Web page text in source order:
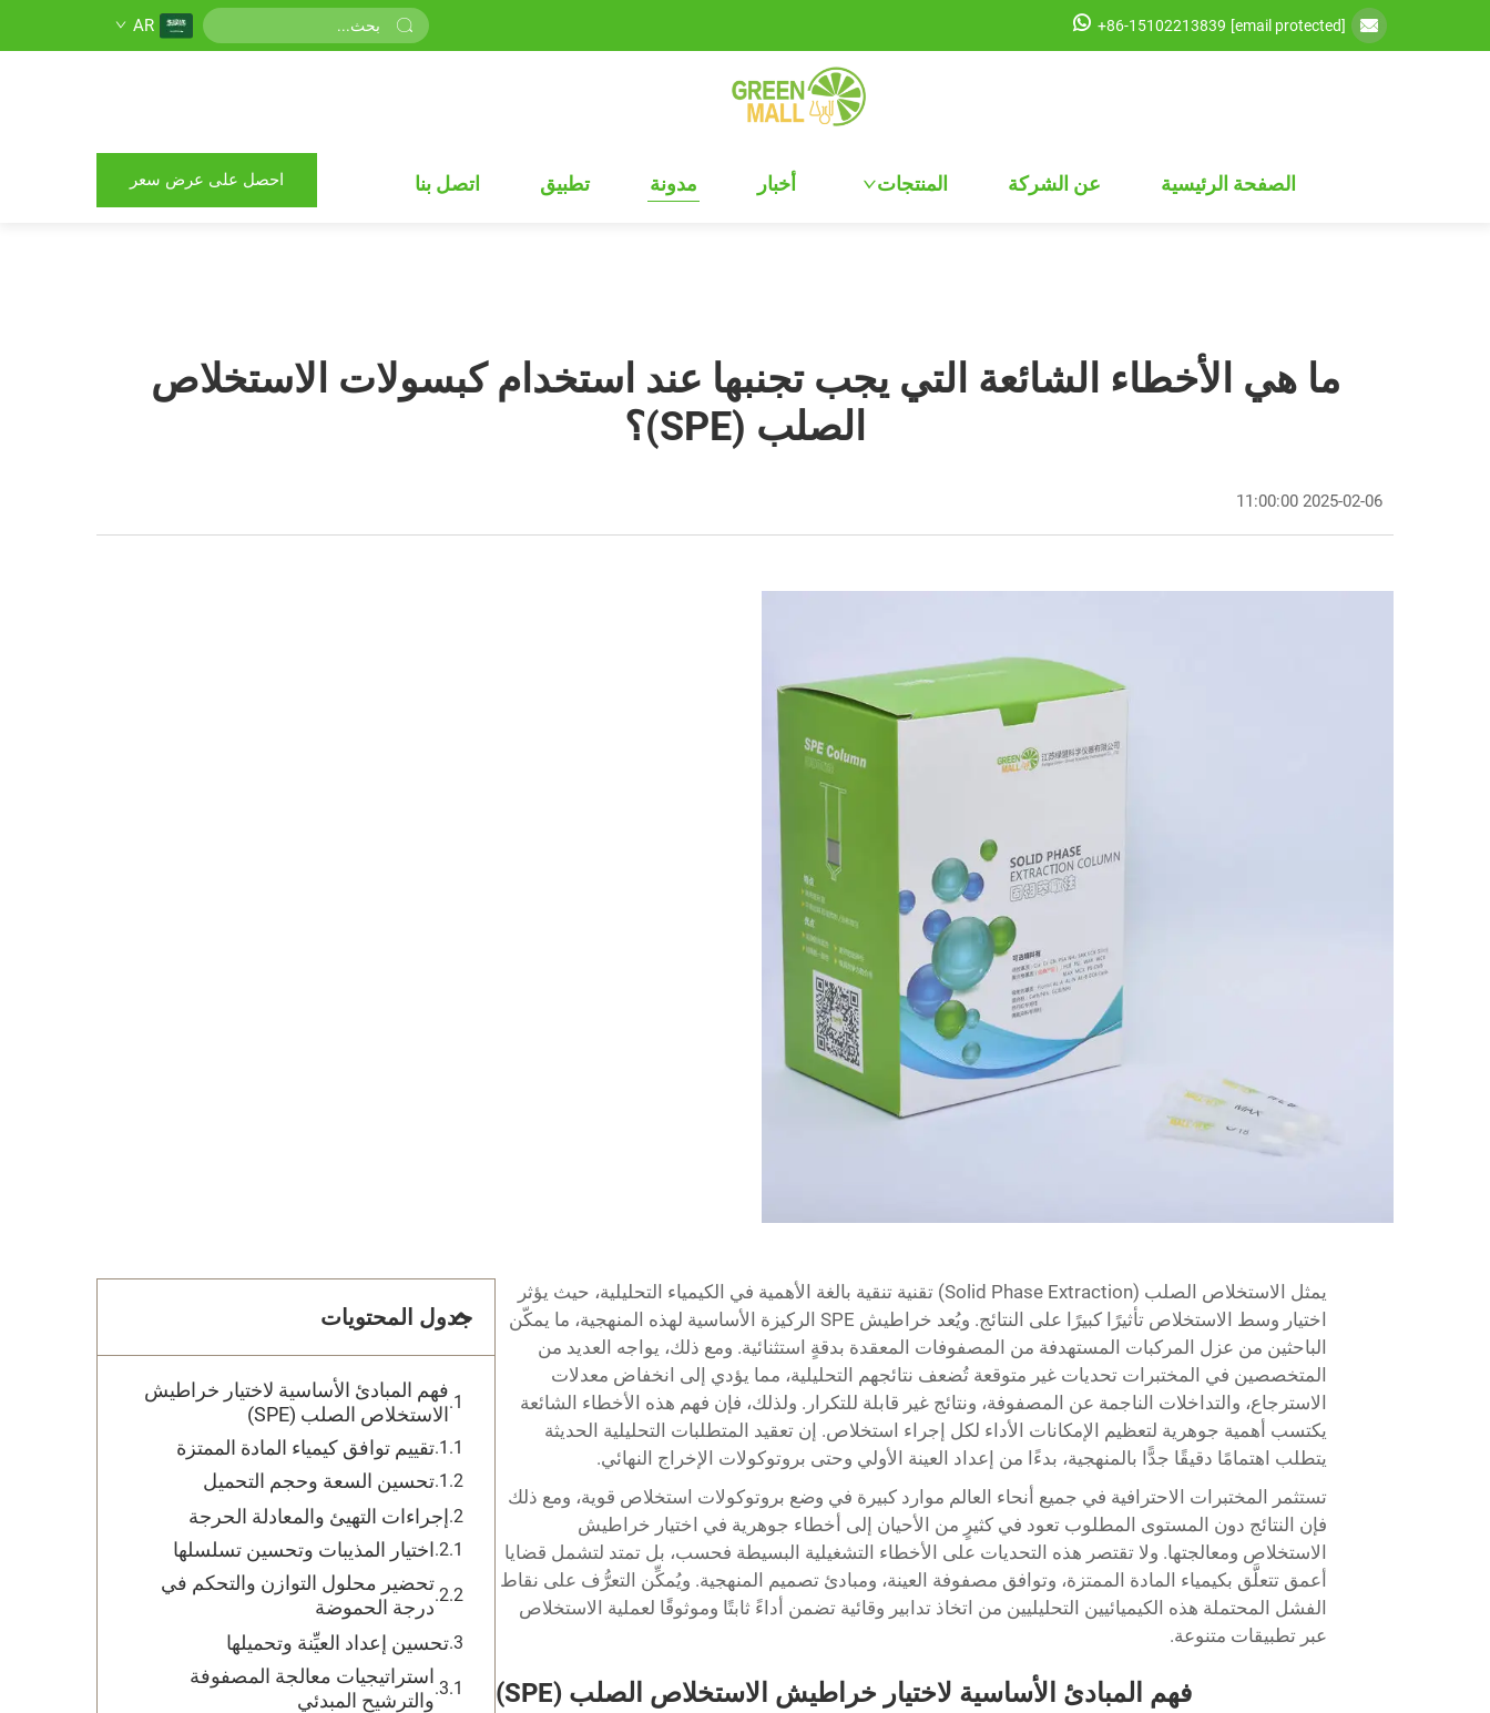
[email protected]
+86-15102213839
AR
الصفحة الرئيسية عن الشركة المنتجات أخبار مدونة تطبيق اتصل بنا احصل على عرض سعر
ما هي الأخطاء الشائعة التي يجب تجنبها عند استخدام كبسولات الاستخلاص
الصلب (SPE)؟
2025-02-06 11:00:00
يمثل الاستخلاص الصلب (Solid Phase Extraction) تقنية تنقية بالغة الأهمية في الكيمياء التحليلية، حيث يؤثر
اختيار وسط الاستخلاص تأثيرًا كبيرًا على النتائج. ويُعد خراطيش SPE
الركيزة الأساسية لهذه المنهجية، ما يمكّن
الباحثين من عزل المركبات المستهدفة من المصفوفات المعقدة بدقةٍ استثنائية. ومع ذلك، يواجه العديد من
المتخصصين في المختبرات تحديات غير متوقعة تُضعف نتائجهم التحليلية، مما يؤدي إلى انخفاض معدلات
الاسترجاع، والتداخلات الناجمة عن المصفوفة، ونتائج غير قابلة للتكرار. ولذلك، فإن فهم هذه الأخطاء الشائعة
يكتسب أهمية جوهرية لتعظيم الإمكانات الأداء لكل إجراء استخلاص. إن تعقيد المتطلبات التحليلية الحديثة
يتطلب اهتمامًا دقيقًا جدًّا بالمنهجية، بدءًا من إعداد العينة الأولي وحتى بروتوكولات الإخراج النهائي.
تستثمر المختبرات الاحترافية في جميع أنحاء العالم موارد كبيرة في وضع بروتوكولات استخلاص قوية، ومع ذلك
فإن النتائج دون المستوى المطلوب تعود في كثيرٍ من الأحيان إلى أخطاء جوهرية في اختيار خراطيش
الاستخلاص ومعالجتها. ولا تقتصر هذه التحديات على الأخطاء التشغيلية البسيطة فحسب، بل تمتد لتشمل قضايا
أعمق تتعلَّق بكيمياء المادة الممتزة، وتوافق مصفوفة العينة، ومبادئ تصميم المنهجية. ويُمكِّن التعرُّف على نقاط
الفشل المحتملة هذه الكيميائيين التحليليين من اتخاذ تدابير وقائية تضمن أداءً ثابتًا وموثوقًا لعملية الاستخلاص
عبر تطبيقات متنوعة.
فهم المبادئ الأساسية لاختيار خراطيش الاستخلاص الصلب (SPE)
جدول المحتويات
فهم المبادئ الأساسية لاختيار خراطيش
الاستخلاص الصلب (SPE)
تقييم توافق كيمياء المادة الممتزة
تحسين السعة وحجم التحميل
إجراءات التهيئ والمعادلة الحرجة
اختيار المذيبات وتحسين تسلسلها
تحضير محلول التوازن والتحكم في
درجة الحموضة
تحسين إعداد العيِّنة وتحميلها
استراتيجيات معالجة المصفوفة
والترشيح المبدئي